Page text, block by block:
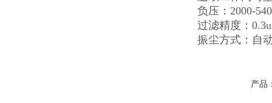
负压：2000-
过滤精度：
振尘方式：自
产品